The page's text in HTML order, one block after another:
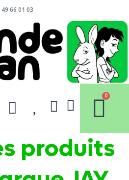
66 01 03
produits